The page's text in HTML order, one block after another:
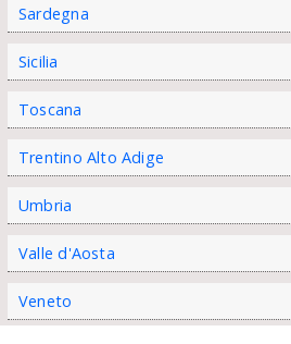
Sardegna
Sicilia
Toscana
Trentino Alto Adige
Umbria
Valle d'Aosta
Veneto